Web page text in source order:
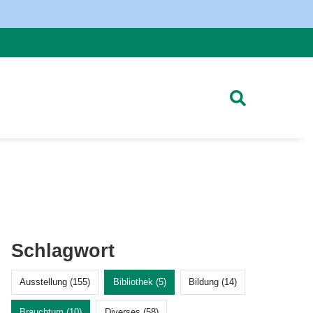
Schlagwort
Ausstellung (155) Bibliothek (5) Bildung (14)